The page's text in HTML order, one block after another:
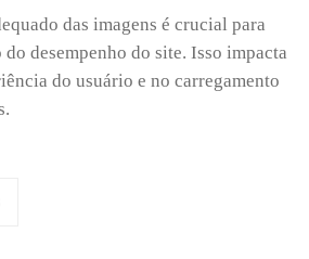
das imagens é crucial para
desempenho do site. Isso impacta
do usuário e no carregamento